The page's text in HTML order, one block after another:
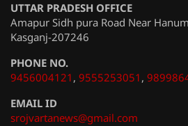
UTTAR PRADESH OFFICE
Amapur Sidh pura Road Near
Kasganj-207246
PHONE NO.
9456004121 , 9555253051 ,
EMAIL ID
srojvartanews@gmail.com